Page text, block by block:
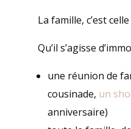
La famille, c’est
Qu’il s’agisse
une réunion de
cousinade, un
anniversaire)